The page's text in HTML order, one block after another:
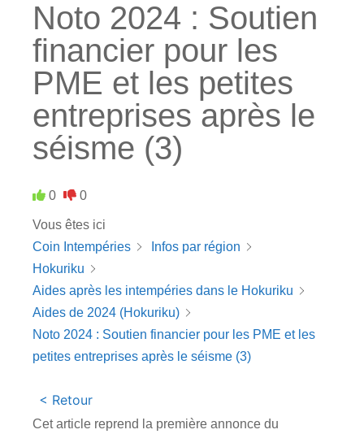
Noto 2024 : Soutien
financier pour les
PME et les petites
entreprises après le
séisme (3)
0 0
Vous êtes ici
Coin Intempéries
Infos par région
Hokuriku
Aides après les intempéries dans le Hokuriku
Aides de 2024 (Hokuriku)
Noto 2024 : Soutien financier pour les PME et les
petites entreprises après le séisme (3)
< Retour
Cet article reprend la première annonce du